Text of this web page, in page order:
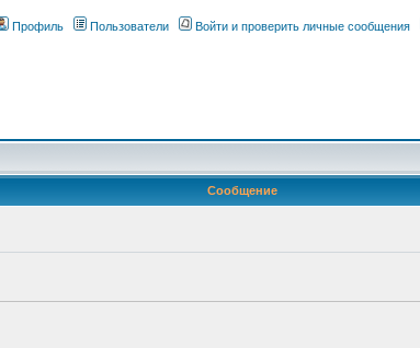
Профиль Пользователи Войти и проверить личные сообщения
Сообщение